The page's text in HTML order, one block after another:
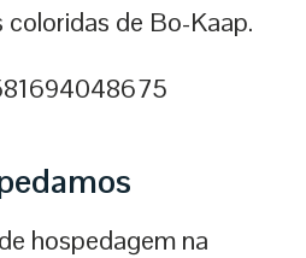
de Bo-Kaap.
hospedagem na